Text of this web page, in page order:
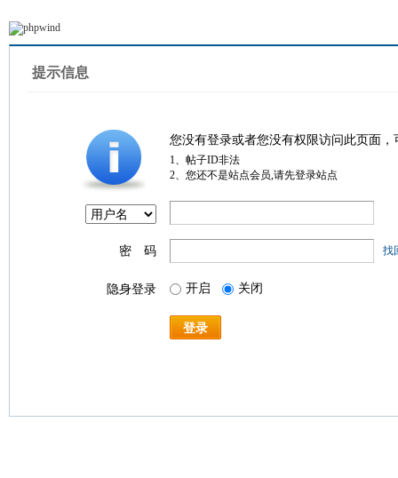
提示信息
您没有登录或者您没有权限访问此页面
1、帖子ID非法
2、您还不是站点会员,请先登录站点
密 码 找
隐身登录 开启 关闭
登录